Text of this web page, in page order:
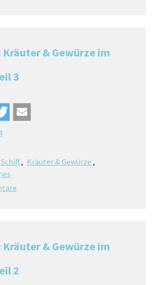
& Gewürze im
3
Kräuter & Gewürze
& Gewürze im
2